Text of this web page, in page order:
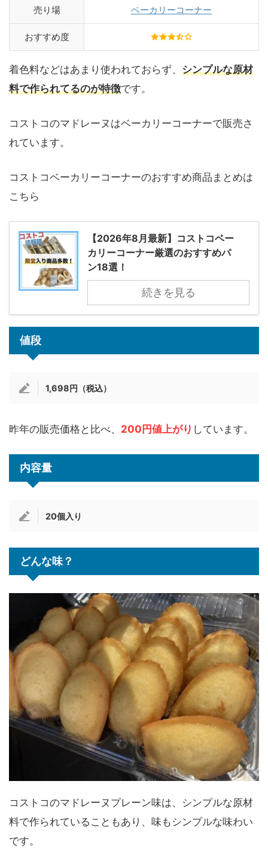
売り場 ベーカリーコーナー
おすすめ度
着色料などはあまり使われておらず、 シンプルな原材
料で作られてるのが特徴です。
コストコのマドレーヌはベーカリーコーナーで販売さ
れています。
コストコベーカリーコーナーのおすすめ商品まとめは
こちら
【2026年8月最新】コストコベー
カリーコーナー厳選のおすすめパ
ン18選！
続きを見る
値段
1,698円（税込）
昨年の販売価格と比べ、 200円値上がり しています。
内容量
20個入り
どんな味？
コストコのマドレーヌプレーン味は、シンプルな原材
料で作られていることもあり、味もシンプルな味わい
です。